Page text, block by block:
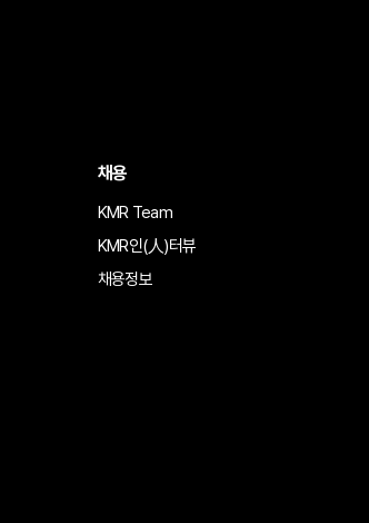
채용
KMR Team
KMR인(人)터뷰
채용정보